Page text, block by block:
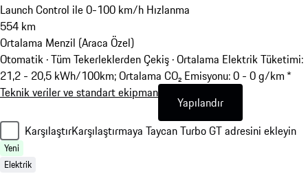
Launch Control ile 0-100 km/h Hızlanma
554 km
Ortalama Menzil (Araca Özel)
Otomatik · Tüm Tekerleklerden Çekiş ·Ortalama Elektrik Tüketimi:
21,2 - 20,5 kWh/100km; Ortalama CO₂ Emisyonu: 0 - 0 g/km *
Teknik veriler ve standart ekipman
Yapılandır
KarşılaştırKarşılaştırmaya Taycan Turbo GT adresini ekleyin
Yeni
Elektrik